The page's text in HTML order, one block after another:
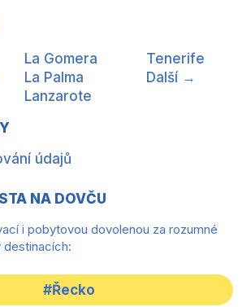
La Gomera
La Palma
Lanzarote
Tenerife
Další →
údajů
NA DOVČU
i pobytovou dovolenou za rozumné
#Řecko